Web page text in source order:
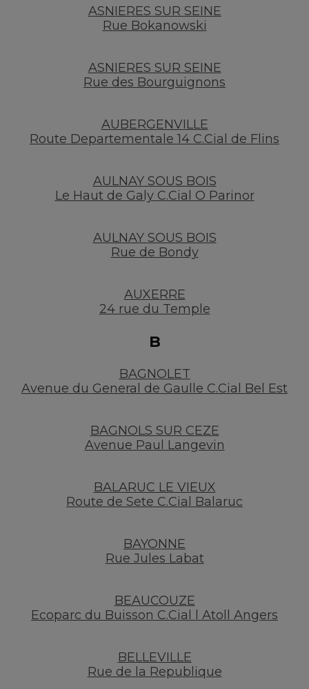
ASNIERES SUR SEINE
Rue Bokanowski
ASNIERES SUR SEINE
Rue des Bourguignons
AUBERGENVILLE
Route Departementale 14 C.Cial de Flins
AULNAY SOUS BOIS
Le Haut de Galy C.Cial O Parinor
AULNAY SOUS BOIS
Rue de Bondy
AUXERRE
24 rue du Temple
B
BAGNOLET
Avenue du General de Gaulle C.Cial Bel Est
BAGNOLS SUR CEZE
Avenue Paul Langevin
BALARUC LE VIEUX
Route de Sete C.Cial Balaruc
BAYONNE
Rue Jules Labat
BEAUCOUZE
Ecoparc du Buisson C.Cial l Atoll Angers
BELLEVILLE
Rue de la Republique